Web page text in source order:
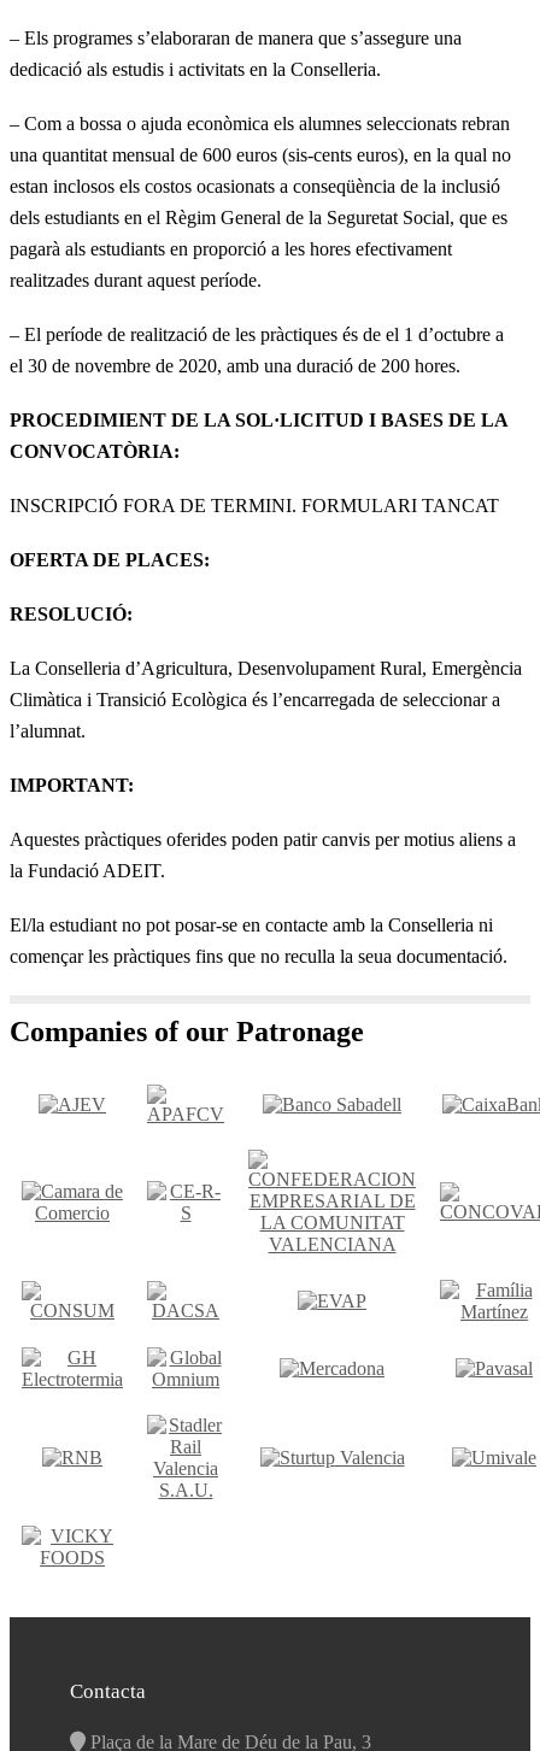
– Els programes s’elaboraran de manera que s’assegure una
dedicació als estudis i activitats en la Conselleria.
– Com a bossa o ajuda econòmica els alumnes seleccionats rebran
una quantitat mensual de 600 euros (sis-cents euros), en la qual no
estan inclosos els costos ocasionats a conseqüència de la inclusió
dels estudiants en el Règim General de la Seguretat Social, que es
pagarà als estudiants en proporció a les hores efectivament
realitzades durant aquest període.
– El període de realització de les pràctiques és de el 1 d’octubre a
el 30 de novembre de 2020, amb una duració de 200 hores.
PROCEDIMIENT DE LA SOL·LICITUD I BASES DE LA
CONVOCATÒRIA:
INSCRIPCIÓ FORA DE TERMINI. FORMULARI TANCAT
OFERTA DE PLACES:
RESOLUCIÓ:
La Conselleria d’Agricultura, Desenvolupament Rural, Emergència
Climàtica i Transició Ecològica és l’encarregada de seleccionar a
l’alumnat.
IMPORTANT:
Aquestes pràctiques oferides poden patir canvis per motius aliens a
la Fundació ADEIT.
El/la estudiant no pot posar-se en contacte amb la Conselleria ni
començar les pràctiques fins que no reculla la seua documentació.
Companies of our Patronage
Contacta
Plaça de la Mare de Déu de la Pau, 3